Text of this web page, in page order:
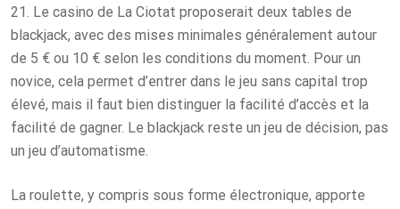
21. Le casino de La Ciotat proposerait deux tables de
blackjack, avec des mises minimales généralement autour
de 5 € ou 10 € selon les conditions du moment. Pour un
novice, cela permet d’entrer dans le jeu sans capital trop
élevé, mais il faut bien distinguer la facilité d’accès et la
facilité de gagner. Le blackjack reste un jeu de décision, pas
un jeu d’automatisme.
La roulette, y compris sous forme électronique, apporte